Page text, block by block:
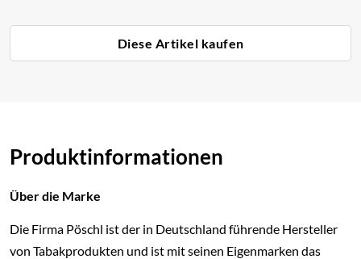
Diese Artikel kaufen
Produktinformationen
Über die Marke
Die Firma Pöschl ist der in Deutschland führende Hersteller
von Tabakprodukten und ist mit seinen Eigenmarken das